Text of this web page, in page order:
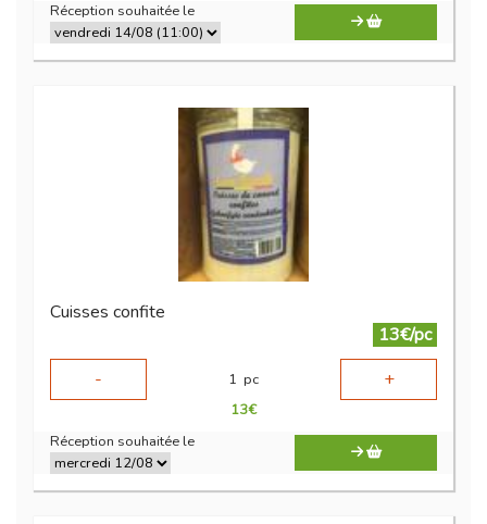
Réception souhaitée le
Cuisses confite
13€/pc
-
1 pc +
13€
Réception souhaitée le